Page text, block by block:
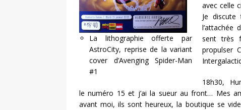
La lithographie offerte par
AstroCity, reprise de la variant
cover d’Avenging Spider-Man
#1
avec celle
Je discute
l’attachée
sent très
propulser
18h30,
le numéro 15 et j’ai la sueur au front… Mes
avant moi, ils sont heureux, la boutique se